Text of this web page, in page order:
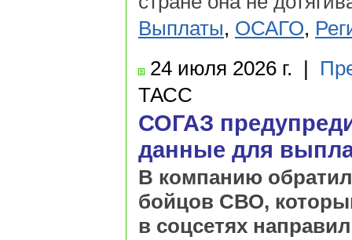
Выплаты, ОСАГО,
24 июля 2026 г. |
ТАСС
СОГАЗ
данные для
В компанию
бойцов СВО,
в соцсетях